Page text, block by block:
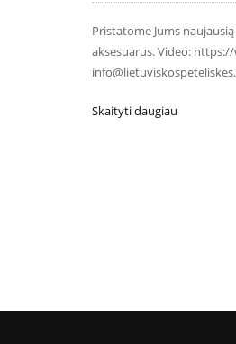
Pristatome Jums
aksesuarus. Video:
Skaityti daugiau